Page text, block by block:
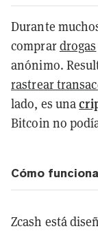
Durante
comprardrogas
anónimo.
rastrear
lado, es una
Bitcoin no
Cómo
Zcash está